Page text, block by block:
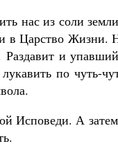
нас из соли
в Царство Жизни.
и
по чуть-
Исповеди. А